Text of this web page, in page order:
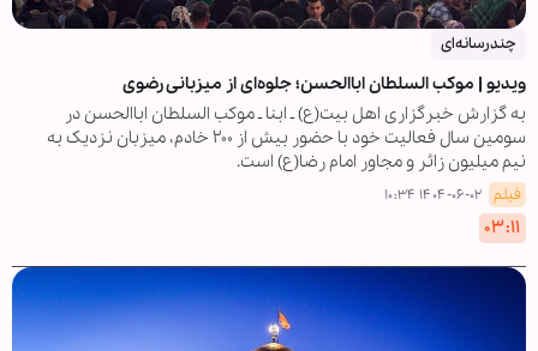
چندرسانه‌ای
ویدیو | موکب السلطان اباالحسن؛ جلوه‌ای از میزبانی رضوی
به گزارش خبرگزاری اهل بیت(ع) ـ ابنا ـ موکب السلطان اباالحسن در
سومین سال فعالیت خود با حضور بیش از ۲۰۰ خادم، میزبان نزدیک به
نیم میلیون زائر و مجاور امام رضا(ع) است.
فیلم ۱۴۰۴-۰۶-۰۲ ۱۰:۳۴
۰۳:۱۱